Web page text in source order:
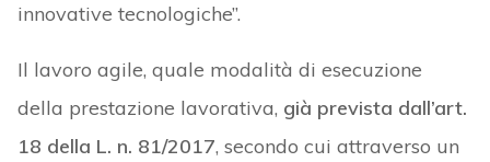
innovative tecnologiche”.
Il lavoro agile, quale modalità di esecuzione
della prestazione lavorativa, già prevista dall’art.
18 della L. n. 81/2017, secondo cui attraverso un